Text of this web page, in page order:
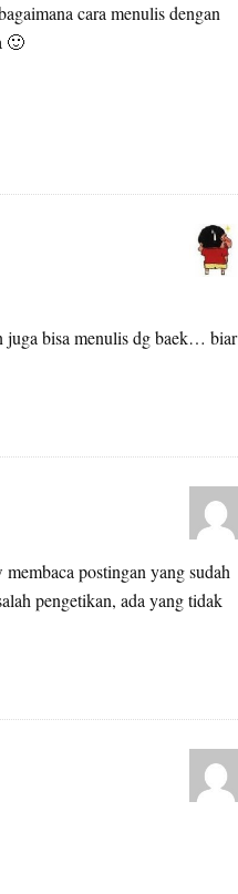
cara menulis dengan
🙂
juga bisa menulis dg baek… biar
postingan yang sudah
pengetikan, ada yang tidak